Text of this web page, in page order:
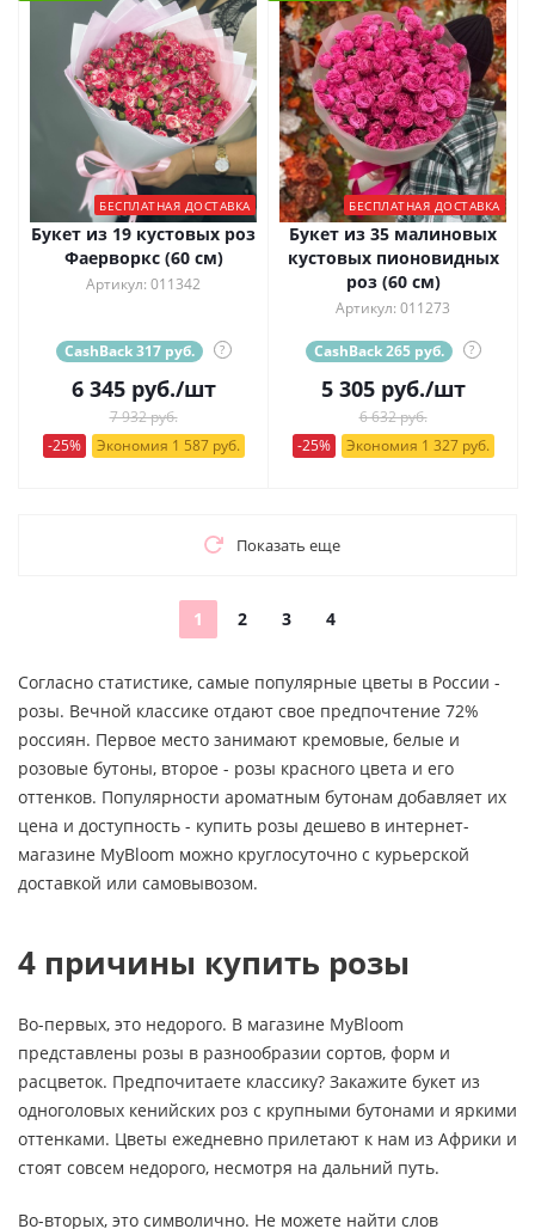
БЕСПЛАТНАЯ ДОСТАВКА
Букет из 19 кустовых роз
Фаерворкс (60 см)
Артикул: 011342
CashBack 317 руб. ?
6 345руб./шт
7 932 руб.
-25%
Экономия 1 587 руб.
БЕСПЛАТНАЯ ДОСТАВКА
Букет из 35 малиновых
кустовых пионовидных
роз (60 см)
Артикул: 011273
CashBack 265 руб. ?
5 305руб./шт
6 632 руб.
-25%
Экономия 1 327 руб.
Показать еще
1 2 3 4
Согласно статистике, самые популярные цветы в России -
розы. Вечной классике отдают свое предпочтение 72%
россиян. Первое место занимают кремовые, белые и
розовые бутоны, второе - розы красного цвета и его
оттенков. Популярности ароматным бутонам добавляет их
цена и доступность - купить розы дешево в интернет-
магазине MyBloom можно круглосуточно с курьерской
доставкой или самовывозом.
4 причины купить розы
Во-первых, это недорого. В магазине MyBloom
представлены розы в разнообразии сортов, форм и
расцветок. Предпочитаете классику? Закажите букет из
одноголовых кенийских роз с крупными бутонами и яркими
оттенками. Цветы ежедневно прилетают к нам из Африки и
стоят совсем недорого, несмотря на дальний путь.
Во-вторых, это символично. Не можете найти слов